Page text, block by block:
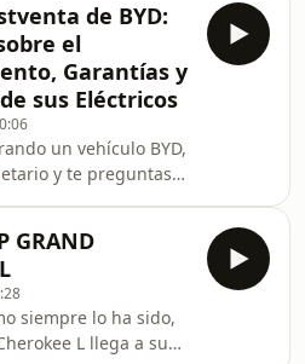
de BYD:
el
Garantías y
sus Eléctricos
un vehículo BYD,
y te preguntas
Postventa de
es fundamental
funciona la
para vehículos
cuánto tiempo debes
GRAND
siempre lo ha sido,
L llega a su